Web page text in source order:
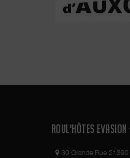
ROUL'HÔTES
30 Grande Rue 21390